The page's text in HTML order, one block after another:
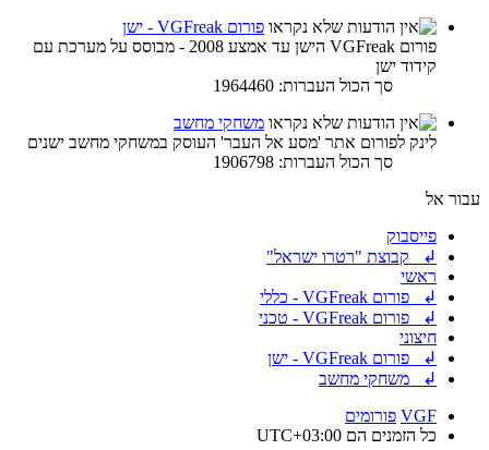
פורום VGFreak - ישן
פורום VGFreak הישן עד אמצע 2008 - מבוסס על מערכת עם
קידוד ישן
סך הכול העברות: 1964460
משחקי מחשב
לינק לפורום אתר 'מסע אל העבר' העוסק במשחקי מחשב ישנים
סך הכול העברות: 1906798
עבור אל
פייסבוק
↲ קבוצת "רטרו ישראל"
ראשי
↲ פורום VGFreak - כללי
↲ פורום VGFreak - טכני
חיצוני
↲ פורום VGFreak - ישן
↲ משחקי מחשב
VGF פורומים
כל הזמנים הם UTC+03:00